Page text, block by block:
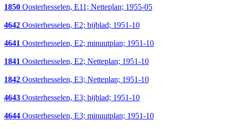
1850 Oosterhesselen, E11; Netteplan; 1955-05
4642 Oosterhesselen, E2; bijblad; 1951-10
4641 Oosterhesselen, E2; minuutplan; 1951-10
1841 Oosterhesselen, E2; Netteplan; 1951-10
1842 Oosterhesselen, E3; Netteplan; 1951-10
4643 Oosterhesselen, E3; bijblad; 1951-10
4644 Oosterhesselen, E3; minuutplan; 1951-10